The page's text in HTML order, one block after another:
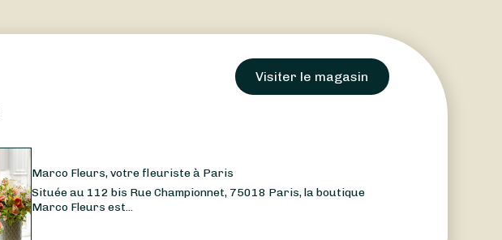
Visiter le magasin
Marco Fleurs, votre fleuriste à Paris
Située au 112 bis Rue Championnet, 75018 Paris, la boutique
Marco Fleurs est...